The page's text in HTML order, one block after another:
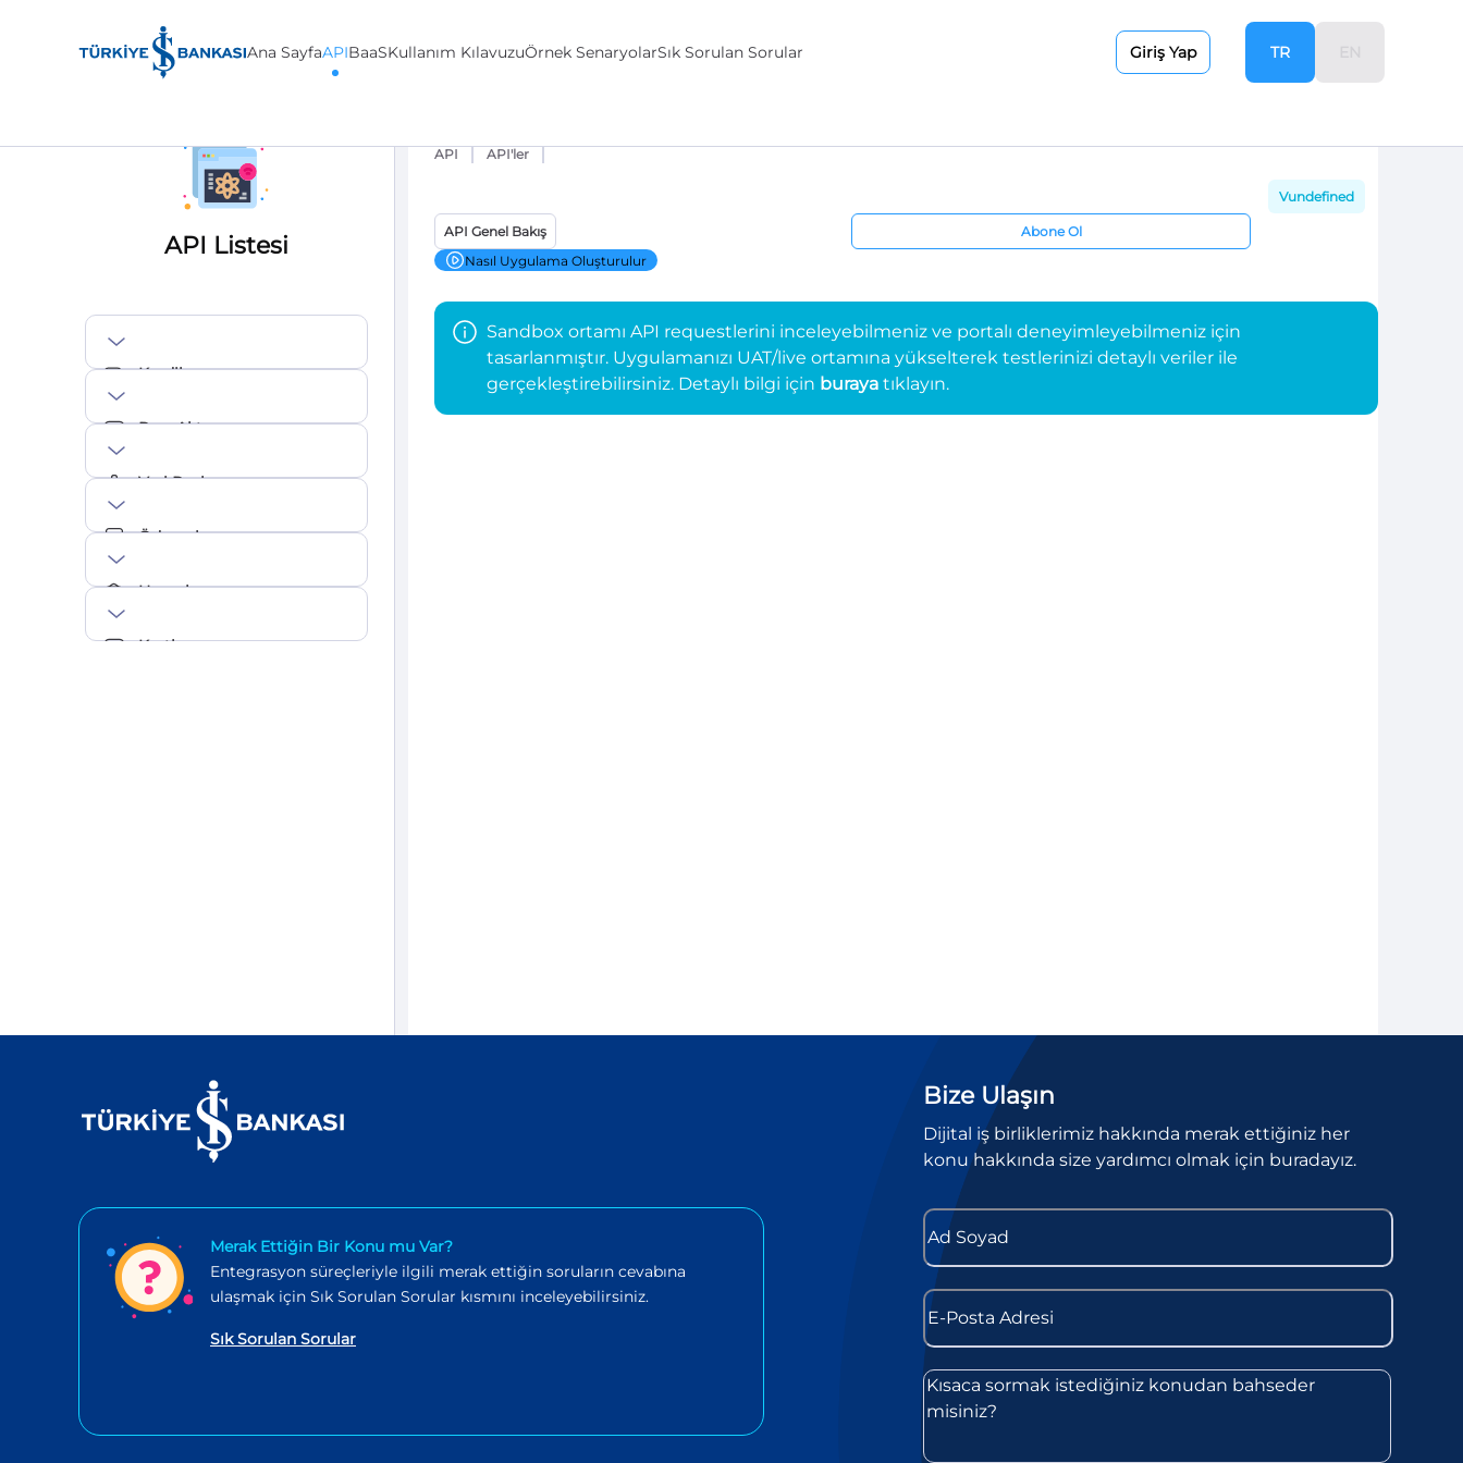
Ana SayfaAPIBaaSKullanım KılavuzuÖrnek SenaryolarSık Sorulan Sorular Giriş Yap TR
API Listesi
Krediler
Para Aktarma
Veri Paylaşımı
Ödemeler
Hesaplar
Kartlar
API API'ler
Vundefined
API Genel Bakış
Abone Ol
Nasıl Uygulama Oluşturulur
Sandbox ortamı API requestlerini inceleyebilmeniz ve portalı deneyimleyebilmeniz için
tasarlanmıştır. Uygulamanızı UAT/live ortamına yükselterek testlerinizi detaylı veriler ile
gerçekleştirebilirsiniz. Detaylı bilgi için buraya tıklayın.
Merak Ettiğin Bir Konu mu Var?
Entegrasyon süreçleriyle ilgili merak ettiğin soruların cevabına
ulaşmak için Sık Sorulan Sorular kısmını inceleyebilirsiniz.
Sık Sorulan Sorular
Bize Ulaşın
Dijital iş birliklerimiz hakkında merak ettiğiniz her
konu hakkında size yardımcı olmak için buradayız.